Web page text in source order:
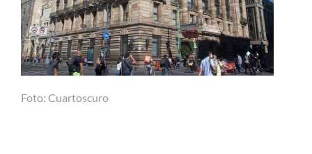
Foto: Cuartoscuro